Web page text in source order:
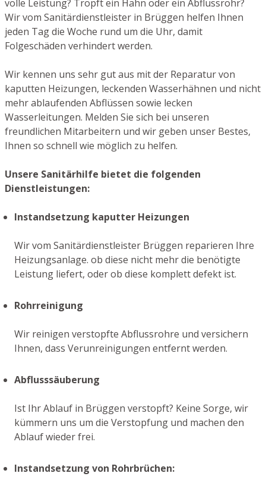
volle Leistung? Tropft ein Hahn oder ein Abflussrohr?
Wir vom Sanitärdienstleister in Brüggen helfen Ihnen
jeden Tag die Woche rund um die Uhr, damit
Folgeschäden verhindert werden.
Wir kennen uns sehr gut aus mit der Reparatur von
kaputten Heizungen, leckenden Wasserhähnen und nicht
mehr ablaufenden Abflüssen sowie lecken
Wasserleitungen. Melden Sie sich bei unseren
freundlichen Mitarbeitern und wir geben unser Bestes,
Ihnen so schnell wie möglich zu helfen.
Unsere Sanitärhilfe bietet die folgenden
Dienstleistungen:
Instandsetzung kaputter Heizungen
Wir vom Sanitärdienstleister Brüggen reparieren Ihre
Heizungsanlage. ob diese nicht mehr die benötigte
Leistung liefert, oder ob diese komplett defekt ist.
Rohrreinigung
Wir reinigen verstopfte Abflussrohre und versichern
Ihnen, dass Verunreinigungen entfernt werden.
Abflusssäuberung
Ist Ihr Ablauf in Brüggen verstopft? Keine Sorge, wir
kümmern uns um die Verstopfung und machen den
Ablauf wieder frei.
Instandsetzung von Rohrbrüchen: